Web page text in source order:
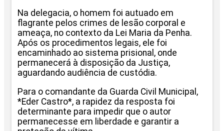
Na delegacia, o homem foi autuado em
flagrante pelos crimes de lesão corporal e
ameaça, no contexto da Lei Maria da Penha.
Após os procedimentos legais, ele foi
encaminhado ao sistema prisional, onde
permanecerá à disposição da Justiça,
aguardando audiência de custódia.
Para o comandante da Guarda Civil Municipal,
*Eder Castro*, a rapidez da resposta foi
determinante para impedir que o autor
permanecesse em liberdade e garantir a